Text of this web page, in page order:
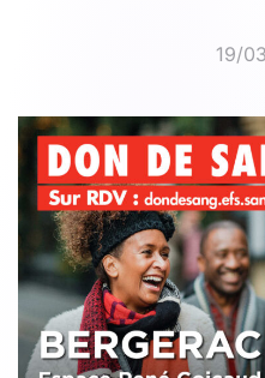
19/